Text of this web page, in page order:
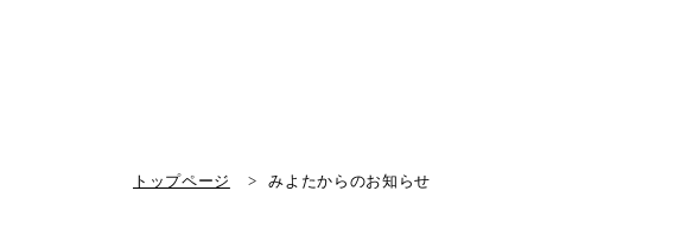
トップページ みよたからのお知らせ